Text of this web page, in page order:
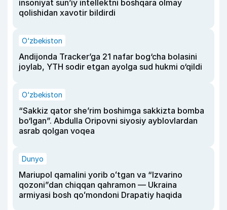
insoniyat sun’iy intellektni boshqara olmay
qolishidan xavotir bildirdi
O‘zbekiston
Andijonda Tracker’ga 21 nafar bog‘cha bolasini
joylab, YTH sodir etgan ayolga sud hukmi o‘qildi
O‘zbekiston
“Sakkiz qator she’rim boshimga sakkizta bomba
bo‘lgan”. Abdulla Oripovni siyosiy ayblovlardan
asrab qolgan voqea
Dunyo
Mariupol qamalini yorib oʻtgan va “Izvarino
qozoni”dan chiqqan qahramon — Ukraina
armiyasi bosh qoʻmondoni Drapatiy haqida